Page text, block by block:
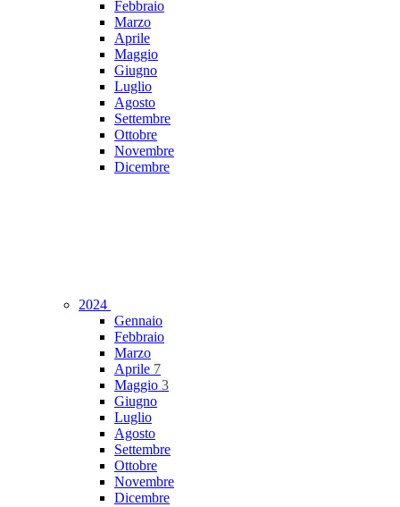
Febbraio
Marzo
Aprile
Maggio
Giugno
Luglio
Agosto
Settembre
Ottobre
Novembre
Dicembre
2024
Gennaio
Febbraio
Marzo
Aprile 7
Maggio 3
Giugno
Luglio
Agosto
Settembre
Ottobre
Novembre
Dicembre